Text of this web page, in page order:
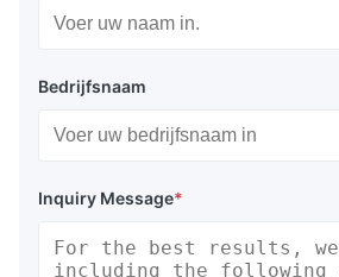
Bedrijfsnaam
Inquiry Message*